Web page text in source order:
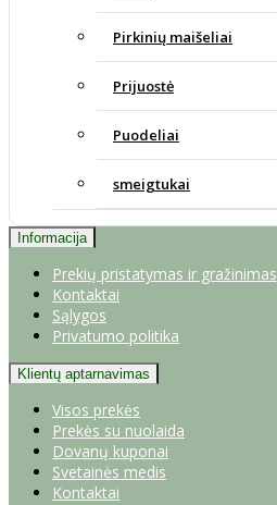
Pirkinių maišeliai
Prijuostė
Puodeliai
smeigtukai
Informacija
Prekių pristatymas ir gražinimas
Kontaktai
Sąlygos
Privatumo politika
Klientų aptarnavimas
Visos prekės
Prekės su nuolaida
Dovanų kuponai
Svetainės medis
Kontaktai